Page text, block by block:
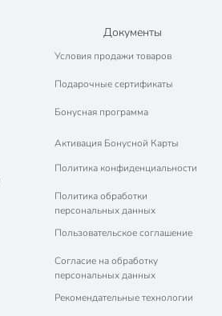
Документы
Условия продажи товаров
Подарочные сертификаты
Бонусная программа
Активация Бонусной Карты
Политика конфиденциальности
Политика обработки
персональных данных
Пользовательское соглашение
Согласие на обработку
персональных данных
Рекомендательные технологии